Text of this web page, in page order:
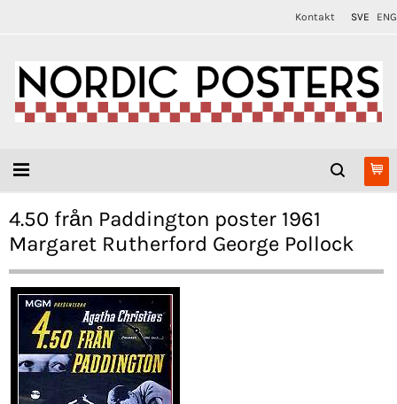
Kontakt SVE ENG
4.50 från Paddington poster 1961
Margaret Rutherford George Pollock